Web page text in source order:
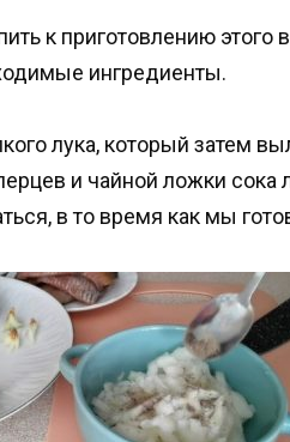
к приготовлению этого
ингредиенты.
лука, который затем
и чайной ложки
в то время как мы